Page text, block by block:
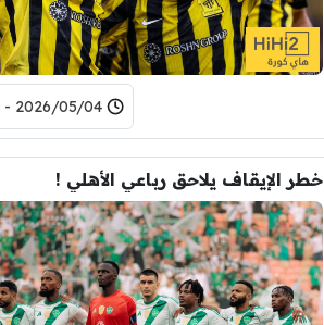
2026/05/04 - 07:48
خطر الإيقاف يلاحق رباعي الأهلي !